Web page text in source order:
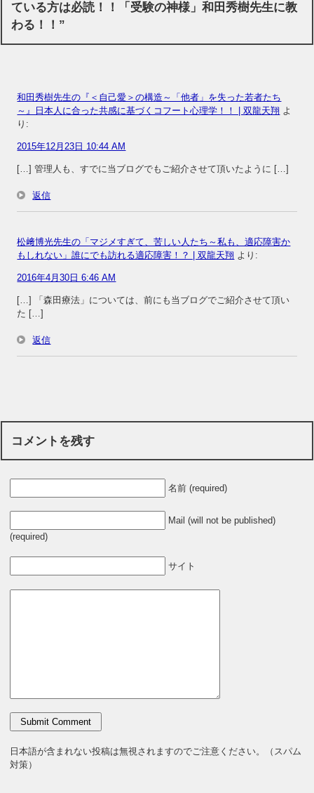
ている方は必読！！「受験の神様」和田秀樹先生に教
わる！！”
和田秀樹先生の『＜自己愛＞の構造～「他者」を失った若者たち
～』日本人に合った共感に基づくコフート心理学！！ | 双龍天翔 よ
り:
2015年12月23日 10:44 AM
[…] 管理人も、すでに当ブログでもご紹介させて頂いたように […]
返信
松﨑博光先生の「マジメすぎて、苦しい人たち～私も、適応障害か
もしれない」誰にでも訪れる適応障害！？ | 双龍天翔 より:
2016年4月30日 6:46 AM
[…] 「森田療法」については、前にも当ブログでご紹介させて頂い
た […]
返信
コメントを残す
名前 (required)
Mail (will not be published)
(required)
サイト
日本語が含まれない投稿は無視されますのでご注意ください。（スパム
対策）